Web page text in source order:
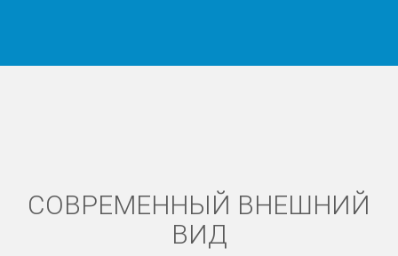
СОВРЕМЕННЫЙ ВНЕШНИЙ
ВИД